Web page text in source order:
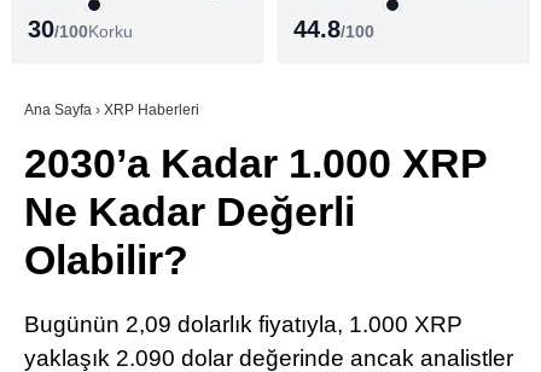
Youtube
LinkedIn
ALTCOİN HABERLERİ
SÖZLÜK
30/100Korku 44.8/100
Ana Sayfa › XRP Haberleri
2030’a Kadar 1.000 XRP
Ne Kadar Değerli
Olabilir?
Bugünün 2,09 dolarlık fiyatıyla, 1.000 XRP
yaklaşık 2.090 dolar değerinde ancak analistler